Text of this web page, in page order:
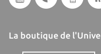
La boutique de